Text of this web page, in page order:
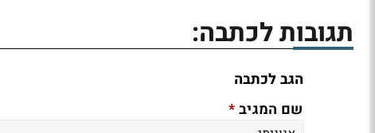
תגובות לכתבה:
הגב לכתבה
שם המגיב*